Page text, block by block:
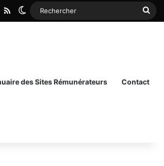
RSS Switch skin
des Sites Rémunérateurs Contact